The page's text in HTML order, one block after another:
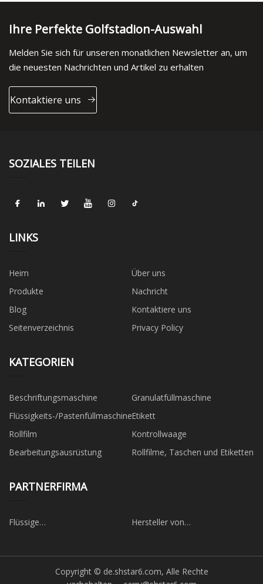
Ihre Perfekte Golfstadion-Auswahl
Melden Sie sich für unseren monatlichen Newsletter an, um
die neuesten Nachrichten und Artikel zu erhalten
Kontaktiere uns
SOZIALES TEILEN
LINKS
Heim
Über uns
Produkte
Nachricht
Blog
Kontaktiere uns
Seitenverzeichnis
Privacy Policy
KATEGORIEN
Beschriftungsmaschine
Granulatfüllmaschine
Flüssigkeits-/PastenfüllmaschineEtikett
Rollfilm
Kontrollwaage
Bearbeitungsausrüstung
Rollfilme, Taschen und Etiketten
PARTNERFIRMA
Flüssige
Hersteller von
Copyright © de.shstar6.com, Alle Rechte